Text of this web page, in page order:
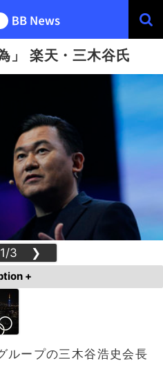
」 楽天・三木谷氏
1/3 ❯
+
ループの三木谷浩史会長